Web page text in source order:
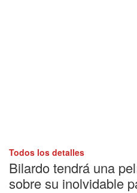
Todos los detalles
Bilardo tendrá una
sobre su inolvidable